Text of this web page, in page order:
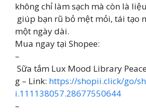
không chỉ làm sạch mà còn là
giúp bạn rũ bỏ mệt mỏi, tái tạo
một ngày dài.
Mua ngay tại Shopee:
–
Sữa tắm Lux Mood Library
g – Link: https://shopii.click/go/
i.111138057.28677550644
–